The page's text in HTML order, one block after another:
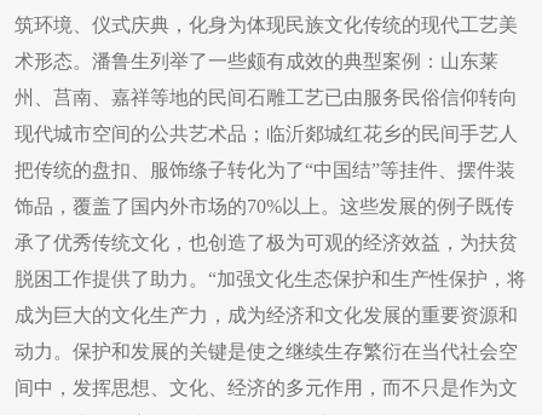
筑环境、仪式庆典，化身为体现民族文化传统的现代工艺美
术形态。潘鲁生列举了一些颇有成效的典型案例：山东莱
州、莒南、嘉祥等地的民间石雕工艺已由服务民俗信仰转向
现代城市空间的公共艺术品；临沂郯城红花乡的民间手艺人
把传统的盘扣、服饰绦子转化为了“中国结”等挂件、摆件装
饰品，覆盖了国内外市场的70%以上。这些发展的例子既传
承了优秀传统文化，也创造了极为可观的经济效益，为扶贫
脱困工作提供了助力。“加强文化生态保护和生产性保护，将
成为巨大的文化生产力，成为经济和文化发展的重要资源和
动力。保护和发展的关键是使之继续生存繁衍在当代社会空
间中，发挥思想、文化、经济的多元作用，而不只是作为文